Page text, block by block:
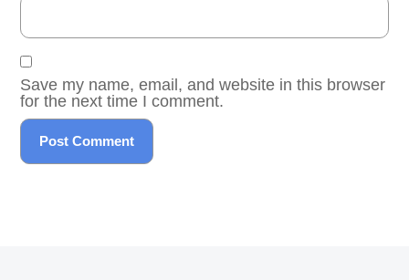
Save my name, email, and website in this browser
for the next time I comment.